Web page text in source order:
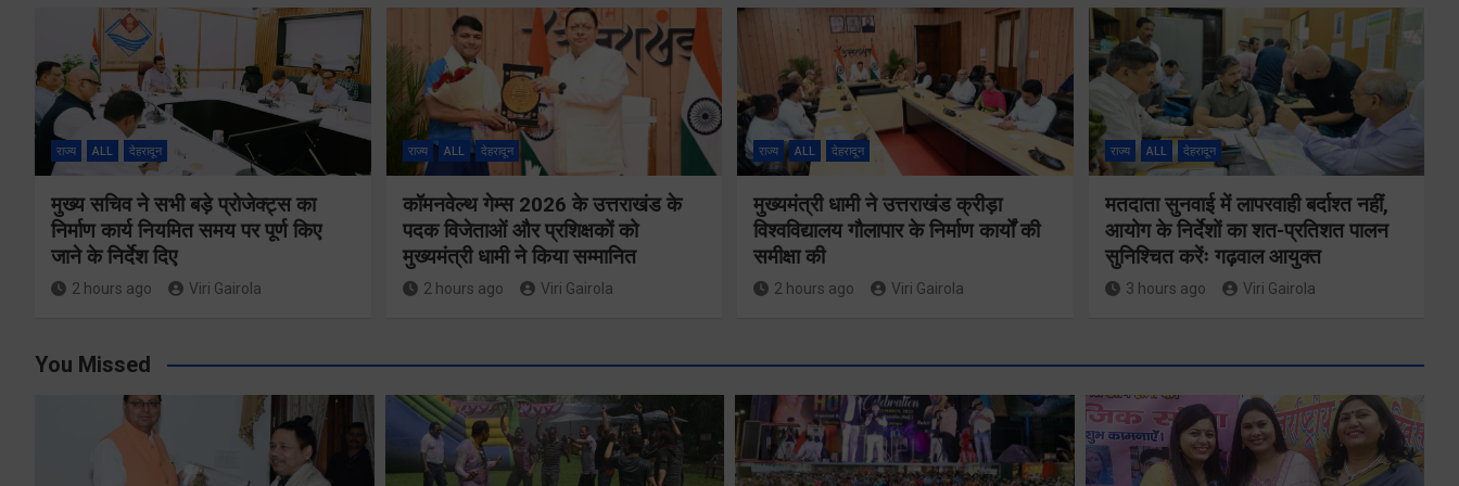
राज्य ALL देहरादून
मुख्य सचिव ने सभी बड़े प्रोजेक्ट्स का
निर्माण कार्य नियमित समय पर पूर्ण किए
जाने के निर्देश दिए
2 hours ago Viri Gairola
राज्य ALL देहरादून
कॉमनवेल्थ गेम्स 2026 के उत्तराखंड के
पदक विजेताओं और प्रशिक्षकों को
मुख्यमंत्री धामी ने किया सम्मानित
2 hours ago Viri Gairola
राज्य ALL देहरादून
मुख्यमंत्री धामी ने उत्तराखंड क्रीड़ा
विश्वविद्यालय गौलापार के निर्माण कार्यों की
समीक्षा की
2 hours ago Viri Gairola
राज्य ALL देहरादून
मतदाता सुनवाई में लापरवाही बर्दाश्त नहीं,
आयोग के निर्देशों का शत-प्रतिशत पालन
सुनिश्चित करेंः गढ़वाल आयुक्त
3 hours ago Viri Gairola
You Missed
मतदाता सुनवाई में
लापरवाही बर्दाश्त
मुख्य सचिव ने
सभी बड़े
कॉमनवेल्थ गेम्स
2026 के